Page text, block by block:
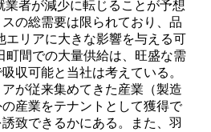
業者が減少に転じることが予想
の総需要は限られており、品
エリアに大きな影響を与える可
町間での大量供給は、旺盛な需
収可能と当社は考えている。
が従来集めてきた産業（製造
産業をテナントとして獲得で
致できるかにある。また、羽